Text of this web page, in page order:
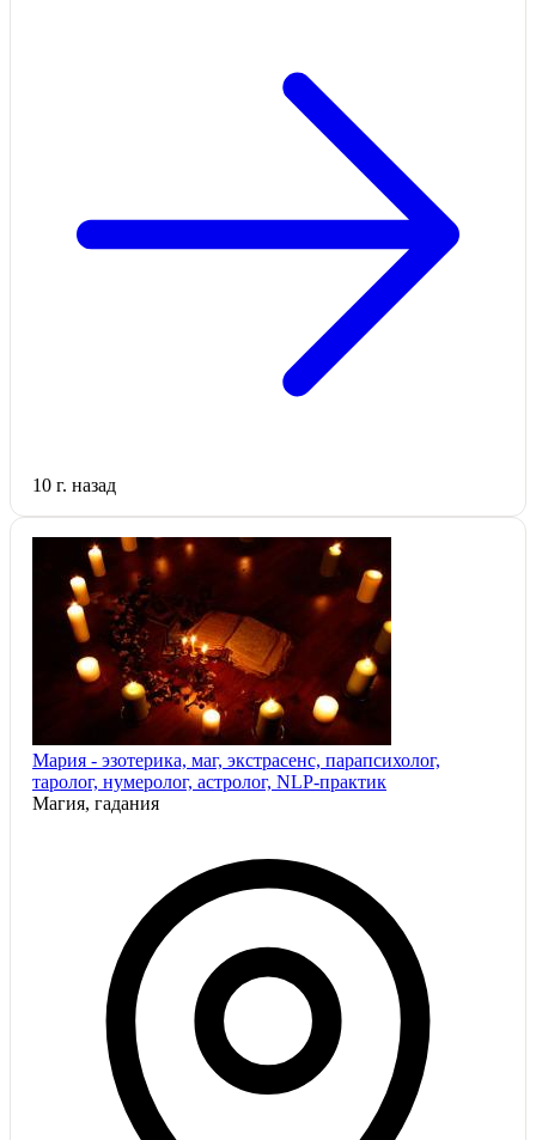
10 г. назад
Мария - эзотерика, маг, экстрасенс, парапсихолог,
таролог, нумеролог, астролог, NLP-практик
Магия, гадания